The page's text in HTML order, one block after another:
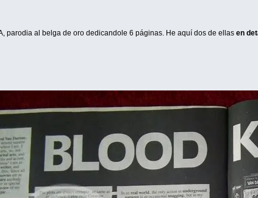
parodia al belga de oro dedicandole 6 páginas. He aquí dos de ellas en